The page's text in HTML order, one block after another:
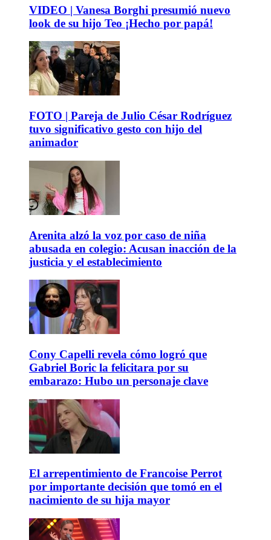
VIDEO | Vanesa Borghi presumió nuevo
look de su hijo Teo ¡Hecho por papá!
FOTO | Pareja de Julio César Rodríguez
tuvo significativo gesto con hijo del
animador
Arenita alzó la voz por caso de niña
abusada en colegio: Acusan inacción de la
justicia y el establecimiento
Cony Capelli revela cómo logró que
Gabriel Boric la felicitara por su
embarazo: Hubo un personaje clave
El arrepentimiento de Francoise Perrot
por importante decisión que tomó en el
nacimiento de su hija mayor